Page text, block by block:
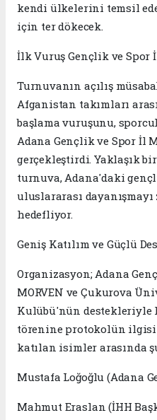
kendi ülkelerini temsil
için ter dökecek.
​İlk Vuruş Gençlik ve Spor
​Turnuvanın açılış
Afganistan takımları
başlama vuruşunu,
Adana Gençlik ve Spor İl
gerçekleştirdi. Yaklaşık
turnuva, Adana'daki
uluslararası dayanışmayı
hedefliyor.
​Geniş Katılım ve Güçlü
​Organizasyon; Adana
MORVEN ve Çukurova
Kulübü'nün destekleriyle
törenine protokolün ilgisi
katılan isimler arasında
​Mustafa Loğoğlu (Adana
​Mahmut Eraslan (İHH